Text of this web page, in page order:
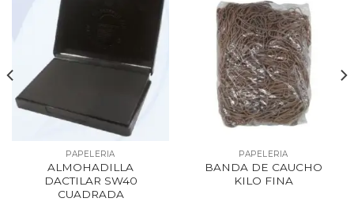
PAPELERIA
ALMOHADILLA
DACTILAR SW40
CUADRADA
PAPELERIA
BANDA DE CAUCHO
KILO FINA